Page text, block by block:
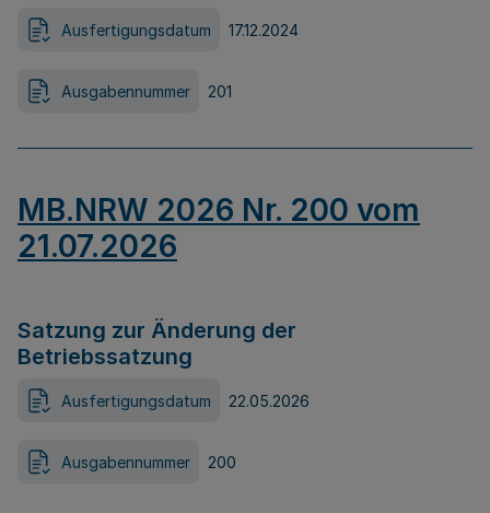
Ausfertigungsdatum 17.12.2024
Ausgabennummer 201
MB.NRW 2026 Nr. 200 vom
21.07.2026
Satzung zur Änderung der
Betriebssatzung
Ausfertigungsdatum 22.05.2026
Ausgabennummer 200